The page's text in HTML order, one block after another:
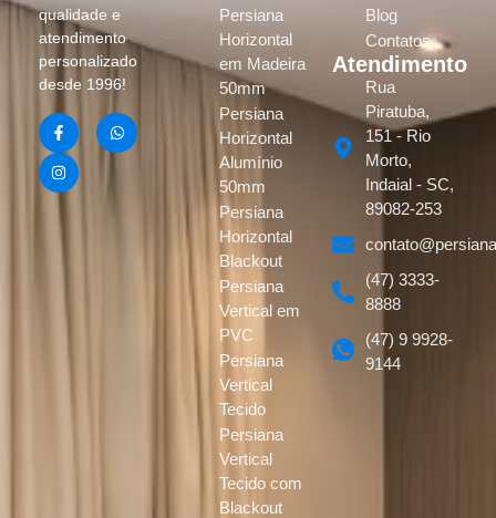
qualidade e
atendimento
personalizado
desde 1996!
Persiana
Horizontal
em Madeira
50mm
Persiana
Horizontal
Alumínio
50mm
Persiana
Horizontal
Blackout
Persiana
Vertical em
PVC
Persiana
Vertical
Tecido
Persiana
Vertical
Tecido com
Blackout
Blog
Contatos
Atendimento
Rua
Piratuba,
151 - Rio
Morto,
Indaial - SC,
89082-253
(47) 3333-
8888
(47) 9 9928-
9144